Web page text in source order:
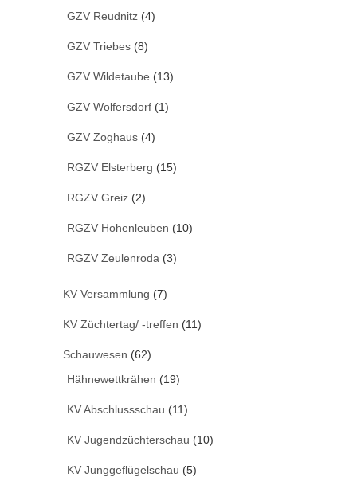
GZV Reudnitz (4)
GZV Triebes (8)
GZV Wildetaube (13)
GZV Wolfersdorf (1)
GZV Zoghaus (4)
RGZV Elsterberg (15)
RGZV Greiz (2)
RGZV Hohenleuben (10)
RGZV Zeulenroda (3)
KV Versammlung (7)
KV Züchtertag/ -treffen (11)
Schauwesen (62)
Hähnewettkrähen (19)
KV Abschlussschau (11)
KV Jugendzüchterschau (10)
KV Junggeflügelschau (5)